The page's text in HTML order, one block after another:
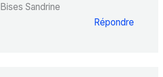
Bises Sandrine
Répondre